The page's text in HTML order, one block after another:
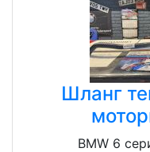
Шланг
BMW 6